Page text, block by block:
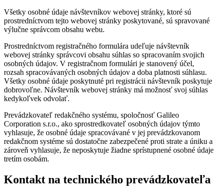
Všetky osobné údaje návštevníkov webovej stránky, ktoré sú
prostredníctvom tejto webovej stránky poskytované, sú spravované
výlučne správcom obsahu webu.
Prostredníctvom registračného formulára udeľuje návštevník
webovej stránky správcovi obsahu súhlas so spracovaním svojich
osobných údajov. V registračnom formulári je stanovený účel,
rozsah spracovávaných osobných údajov a doba platnosti súhlasu.
Všetky osobné údaje poskytnuté pri registrácii návštevník poskytuje
dobrovoľne. Návštevník webovej stránky má možnosť svoj súhlas
kedykoľvek odvolať.
Prevádzkovateľ redakčného systému, spoločnosť Galileo
Corporation s.r.o., ako sprostredkovateľ osobných údajov týmto
vyhlasuje, že osobné údaje spracovávané v jej prevádzkovanom
redakčnom systéme sú dostatočne zabezpečené proti strate a úniku a
zároveň vyhlasuje, že neposkytuje žiadne sprístupnené osobné údaje
tretím osobám.
Kontakt na technického prevádzkovateľa